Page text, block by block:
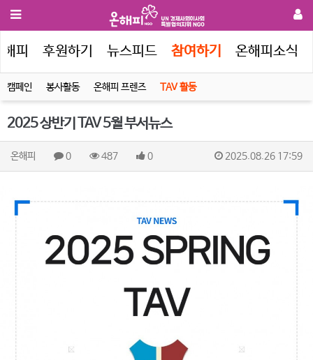
피 후원하기 뉴스피드 참여하기 온해피소식
캠페인 봉사활동 온해피 프렌즈 TAV 활동
2025 상반기 TAV 5월 부서뉴스
온해피 0 487 0 2025.08.26 17:59